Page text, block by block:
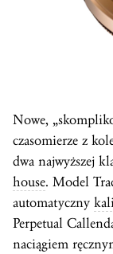
Nowe,
czasomierze z
dwa najwyższej
house. Model
automatyczny
Perpetual
naciągiem